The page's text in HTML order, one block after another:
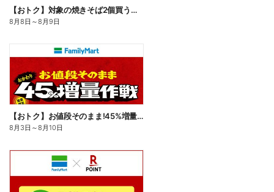
【おトク】対象の焼きそば2個買うと100円引き!
8月8日 ～8月9日
【おトク】お値段そのまま!45%増量作戦!
8月3日 ～8月10日